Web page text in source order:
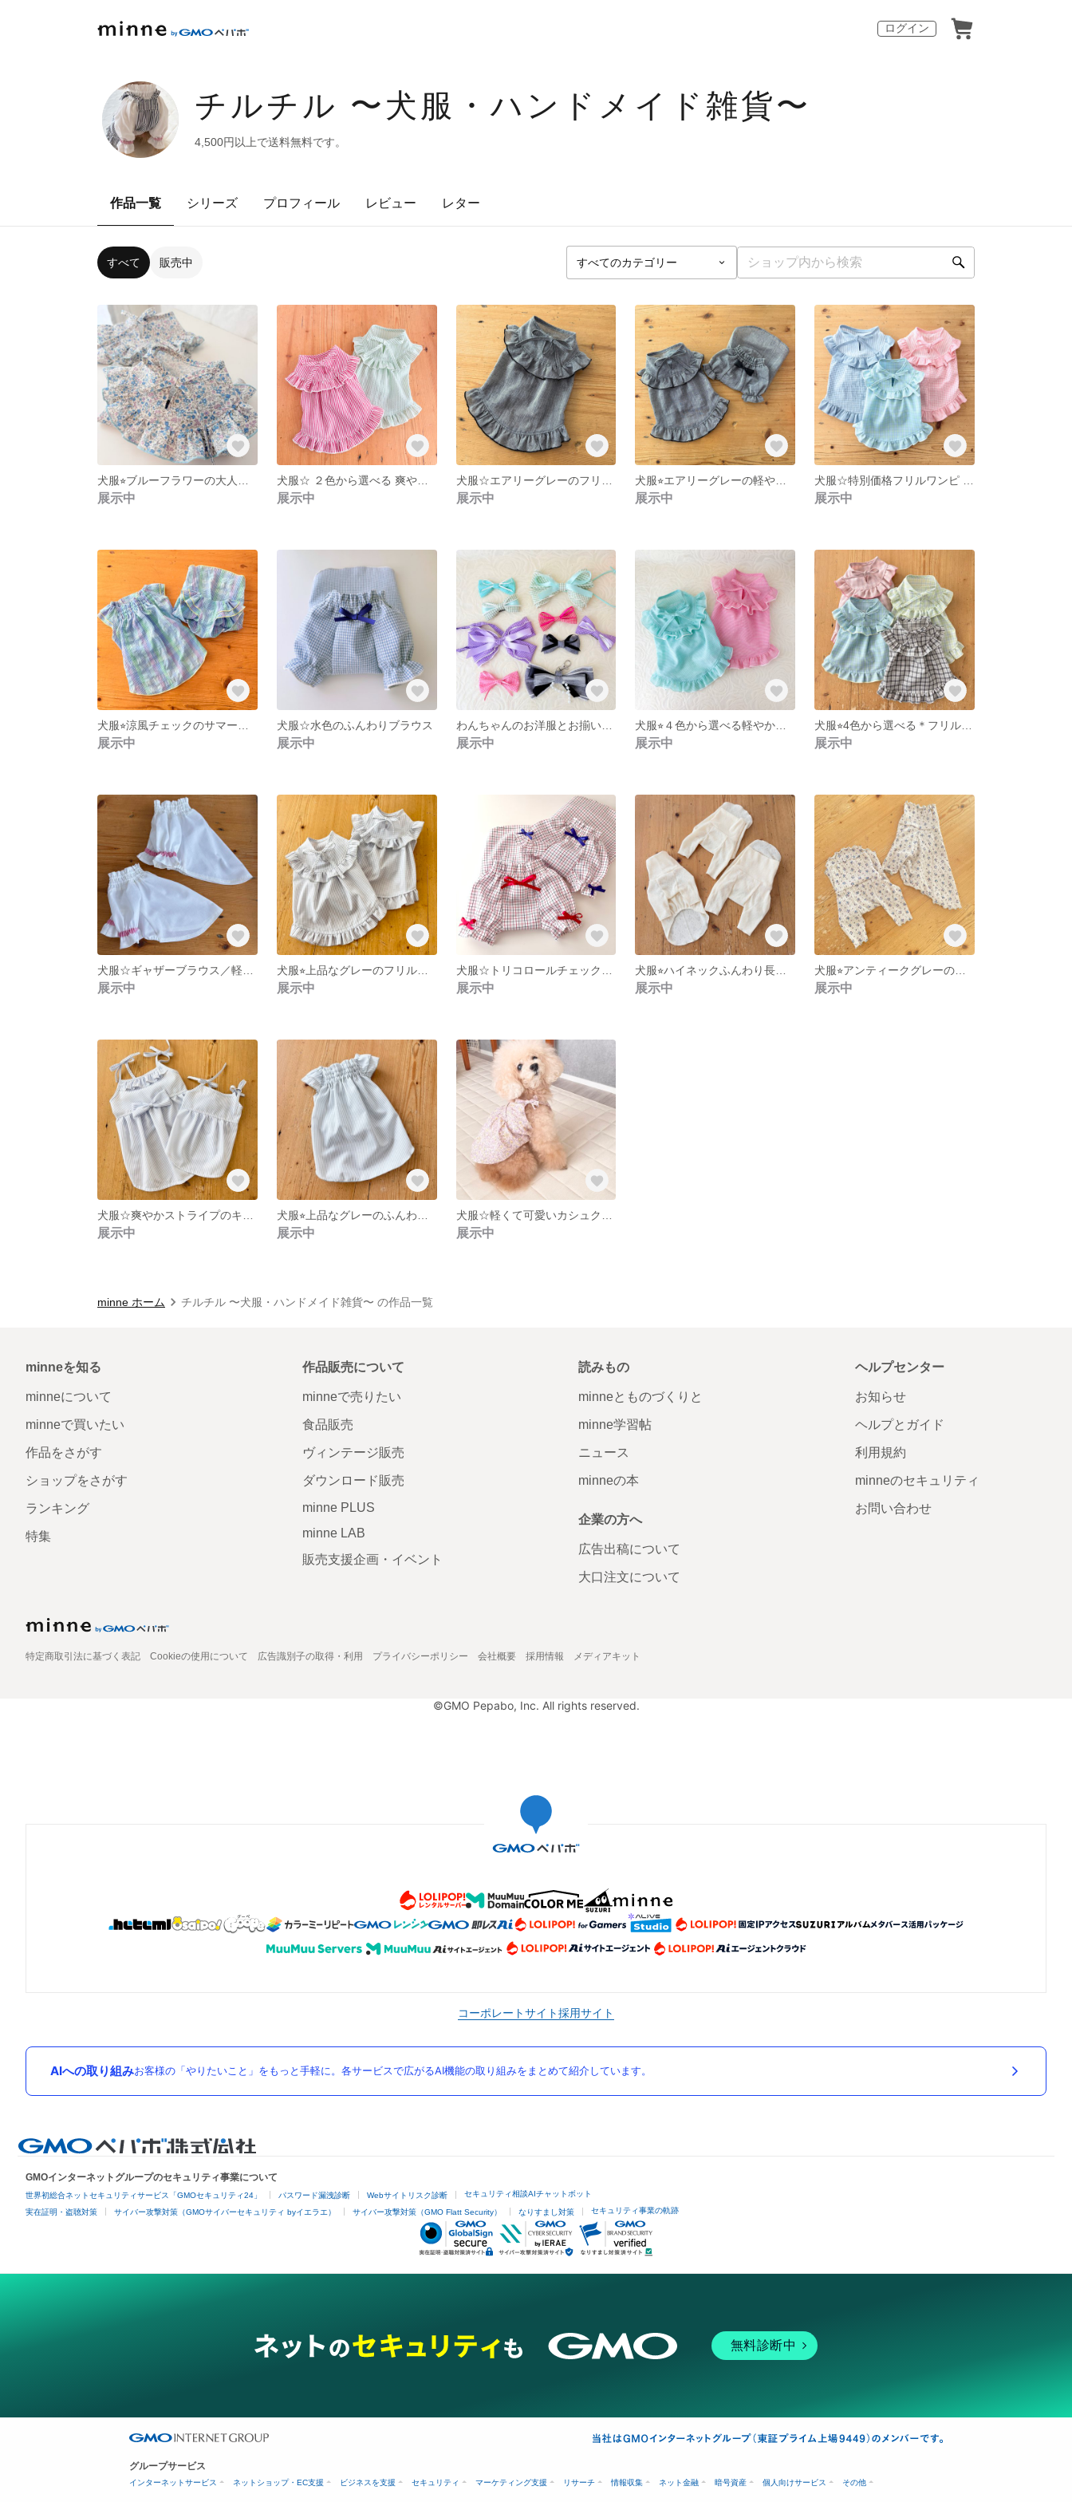
ログイン
チルチル 〜犬服・ハンドメイド雑貨〜
4,500円以上で送料無料です。
作品一覧 シリーズ プロフィール レビュー レター
すべて 販売中
展示中
犬服☆ ２色から選べる 爽やかサッカー生地 ストライプのふんわり揺れるフリルワンピース（SSS〜 Mサイズ）夏のお出かけに ミントグリーン レッド
展示中 展示中 展示中 展示中
展示中
犬服☆水色のふんわりブラウス
展示中 展示中 展示中 展示中
展示中
犬服⭐︎上品なグレーのフリルワンピース （SSS〜M）
展示中 展示中 展示中 展示中
展示中 展示中 展示中
minne ホーム チルチル 〜犬服・ハンドメイド雑貨〜 の作品一覧
minneを知る
minneについて
minneで買いたい
作品をさがす
ショップをさがす
ランキング
特集
作品販売について
minneで売りたい
食品販売
ヴィンテージ販売
ダウンロード販売
minne PLUS
minne LAB
販売支援企画・イベント
読みもの
minneとものづくりと
minne学習帖
ニュース
minneの本
企業の方へ
広告出稿について
大口注文について
ヘルプセンター
お知らせ
ヘルプとガイド
利用規約
minneのセキュリティ
お問い合わせ
特定商取引法に基づく表記 Cookieの使用について 広告識別子の取得・利用 プライバシーポリシー 会社概要 採用情報 メディアキット
©GMO Pepabo, Inc. All rights reserved.
コーポレートサイト採用サイト
AIへの取り組みお客様の「やりたいこと」をもっと手軽に。各サービスで広がるAI機能の取り組みをまとめて紹介しています。
GMOインターネットグループのセキュリティ事業について
世界初総合ネットセキュリティサービス「GMOセキュリティ24」 パスワード漏洩診断 Webサイトリスク診断 セキュリティ相談AIチャットボット
実在証明・盗聴対策 サイバー攻撃対策（GMOサイバーセキュリティ byイエラエ） サイバー攻撃対策（GMO Flatt Security） なりすまし対策 セキュリティ事業の軌跡
無料診断中
グループサービス
インターネットサービス ネットショップ・EC支援 ビジネスを支援 セキュリティ マーケティング支援 リサーチ 情報収集 ネット金融 暗号資産 個人向けサービス その他